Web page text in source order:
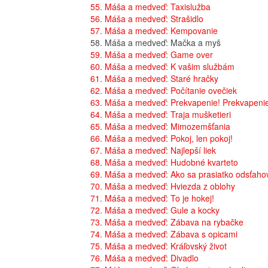
55. Máša a medveď: Taxislužba
56. Máša a medveď: Strašidlo
57. Máša a medveď: Kempovanie
58. Máša a medveď: Mačka a myš
59. Máša a medveď: Game over
60. Máša a medveď: K vašim službám
61. Máša a medveď: Staré hračky
62. Máša a medveď: Počítanie ovečiek
63. Máša a medveď: Prekvapenie!
64. Máša a medveď: Traja mušketieri
65. Máša a medveď: Mimozemšťania
66. Máša a medveď: Pokoj, len pokoj!
67. Máša a medveď: Najlepší liek
68. Máša a medveď: Hudobné kvarteto
69. Máša a medveď: Ako sa prasiatko
70. Máša a medveď: Hviezda z oblohy
71. Máša a medveď: To je hokej!
72. Máša a medveď: Gule a kocky
73. Máša a medveď: Zábava na rybačke
74. Máša a medveď: Zábava s opicami
75. Máša a medveď: Kráľovský život
76. Máša a medveď: Divadlo